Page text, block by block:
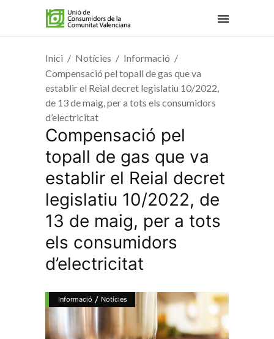
Inici Notícies
Informació
Compensació pel topall de gas que va
establir el Reial decret legislatiu 10/2022,
de 13 de maig, per a tots els consumidors
d’electricitat
Compensació pel
topall de gas que va
establir el Reial decret
legislatiu 10/2022, de
13 de maig, per a tots
els consumidors
d’electricitat
Informació / Notícies